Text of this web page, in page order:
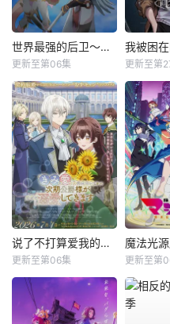
世界最强的后卫～迷宫国的新人探索者～
更新至第06集 更新至第
说了不打算爱我的公爵继承人，不知为何对我宠爱有加
更新至第06集 更新至第